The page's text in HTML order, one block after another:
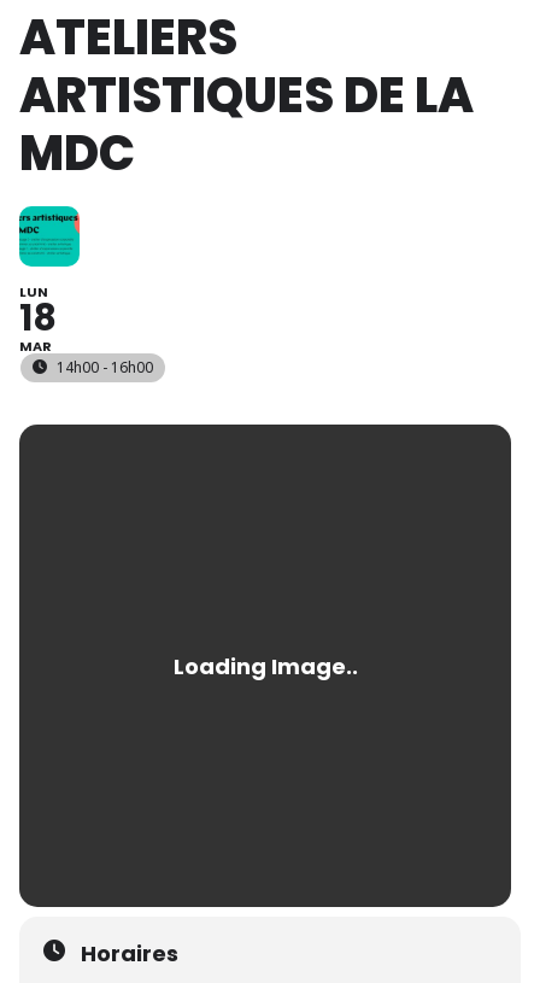
ATELIERS
ARTISTIQUES DE LA
MDC
LUN
18
MAR
14h00 - 16h00
Horaires